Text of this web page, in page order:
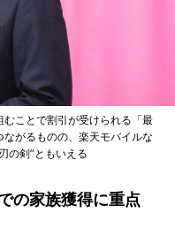
ことで割引が受けられる「最
がるものの、楽天モバイルな
の剣”ともいえる
の家族獲得に重点